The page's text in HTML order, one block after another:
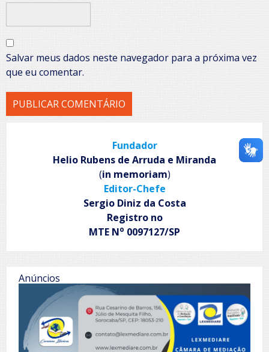
Salvar meus dados neste navegador para a próxima vez
que eu comentar.
Fundador
Helio Rubens de Arruda e Miranda
(in memoriam)
Editor-Chefe
Sergio Diniz da Costa
Registro no
MTE No 0097127/SP
Anúncios